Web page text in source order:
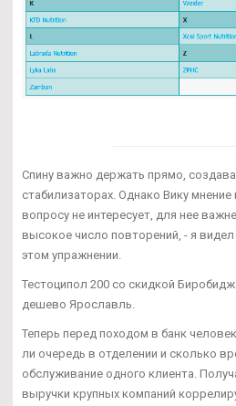
Спину важно держать прямо,
стабилизаторах. Однако Вику
вопросу не интересует, для нее
высокое число повторений, - я
этом упражнении.
Тестоципол 200 со скидкой
дешево Ярославль.
Теперь перед походом в банк
ли очередь в отделении и сколько
обслуживание одного клиента.
выручки крупных компаний